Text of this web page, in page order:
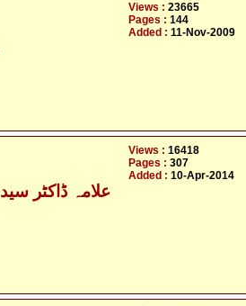
Views : 23665
Pages : 144
Added : 11-Nov-2009
Views : 16418
Pages : 307
Added : 10-Apr-2014